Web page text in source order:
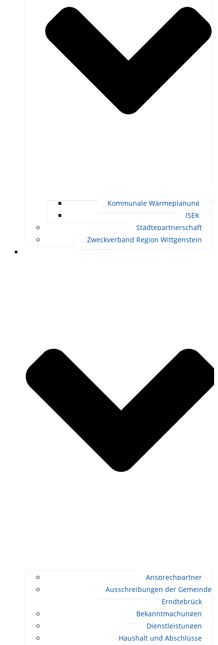
Kommunale Wärmeplanung
ISEK
Städtepartnerschaft
Zweckverband Region Wittgenstein
RATHAUS UND POLITIK
Ansprechpartner
Ausschreibungen der Gemeinde
Erndtebrück
Bekanntmachungen
Dienstleistungen
Haushalt und Abschlüsse